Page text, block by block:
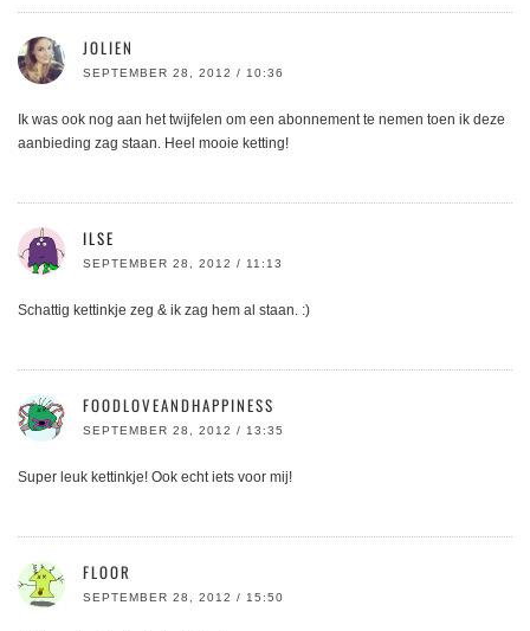
JOLIEN
SEPTEMBER 28, 2012 / 10:36
Ik was ook nog aan het twijfelen om een abonnement te nemen toen ik deze
aanbieding zag staan. Heel mooie ketting!
ILSE
SEPTEMBER 28, 2012 / 11:13
Schattig kettinkje zeg & ik zag hem al staan. :)
FOODLOVEANDHAPPINESS
SEPTEMBER 28, 2012 / 13:35
Super leuk kettinkje! Ook echt iets voor mij!
FLOOR
SEPTEMBER 28, 2012 / 15:50